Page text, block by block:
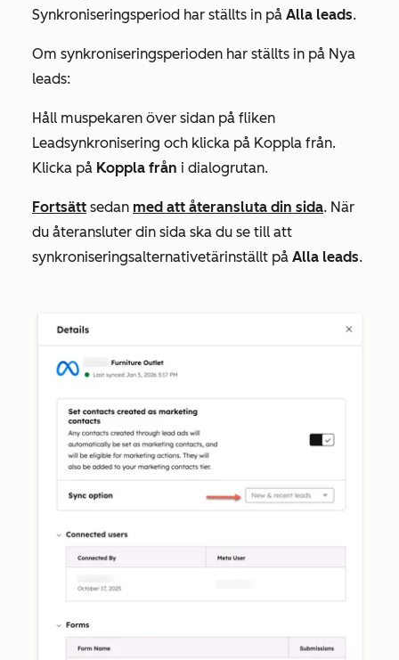
Synkroniseringsperiod har ställts in på Alla leads.
Om synkroniseringsperioden har ställts in på Nya
leads:
Håll muspekaren över sidan på fliken
Leadsynkronisering och klicka på Koppla från.
Klicka på Koppla från i dialogrutan.
Fortsätt sedan med att återansluta din sida. När
du återansluter din sida ska du se till att
synkroniseringsalternativetärinställt på Alla leads.